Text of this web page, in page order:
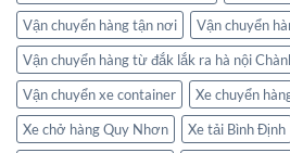
Vận chuyển hàng tận nơi
Vận chuyển
Vận chuyển hàng từ đắk lắk ra hà nội
Vận chuyển xe container
Xe chuyển
Xe chở hàng Quy Nhơn
Xe tải Bình Định